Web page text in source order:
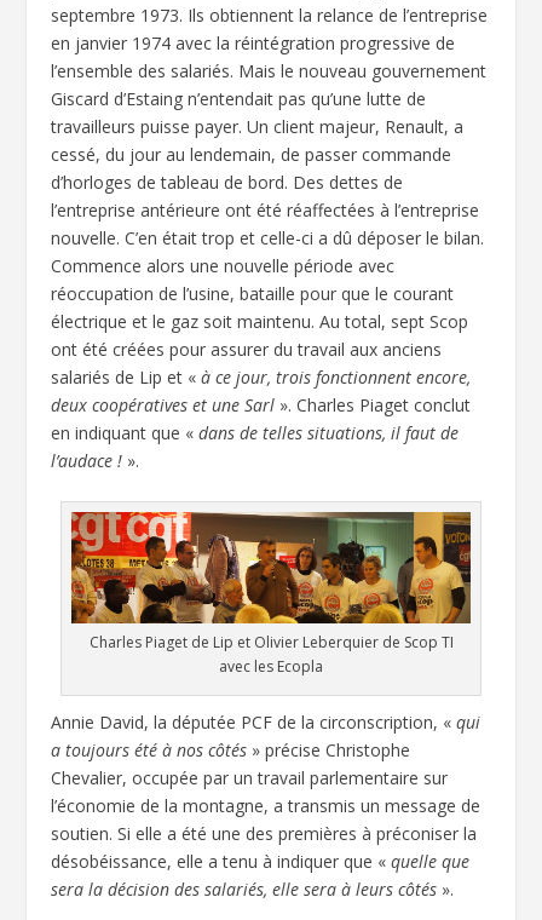
septembre 1973. Ils obtiennent la relance de l’entreprise
en janvier 1974 avec la réintégration progressive de
l’ensemble des salariés. Mais le nouveau gouvernement
Giscard d’Estaing n’entendait pas qu’une lutte de
travailleurs puisse payer. Un client majeur, Renault, a
cessé, du jour au lendemain, de passer commande
d’horloges de tableau de bord. Des dettes de
l’entreprise antérieure ont été réaffectées à l’entreprise
nouvelle. C’en était trop et celle-ci a dû déposer le bilan.
Commence alors une nouvelle période avec
réoccupation de l’usine, bataille pour que le courant
électrique et le gaz soit maintenu. Au total, sept Scop
ont été créées pour assurer du travail aux anciens
salariés de Lip et «à ce jour, trois fonctionnent encore,
deux coopératives et une Sarl ». Charles Piaget conclut
en indiquant que «dans de telles situations, il faut de
l’audace ! ».
Charles Piaget de Lip et Olivier Leberquier de Scop TI
avec les Ecopla
Annie David, la députée PCF de la circonscription, «qui
a toujours été à nos côtés » précise Christophe
Chevalier, occupée par un travail parlementaire sur
l’économie de la montagne, a transmis un message de
soutien. Si elle a été une des premières à préconiser la
désobéissance, elle a tenu à indiquer que «quelle que
sera la décision des salariés, elle sera à leurs côtés ».